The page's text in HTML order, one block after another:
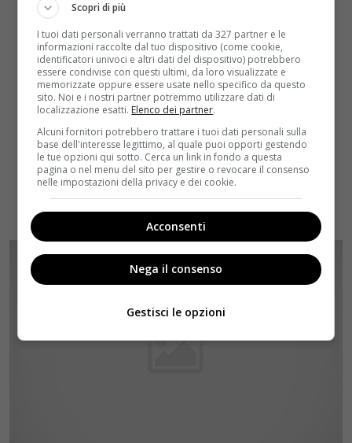
Scopri di più
I tuoi dati personali verranno trattati da 327 partner e le
informazioni raccolte dal tuo dispositivo (come cookie,
identificatori univoci e altri dati del dispositivo) potrebbero
essere condivise con questi ultimi, da loro visualizzate e
memorizzate oppure essere usate nello specifico da questo
sito. Noi e i nostri partner potremmo utilizzare dati di
localizzazione esatti. Elenco dei partner.
Alcuni fornitori potrebbero trattare i tuoi dati personali sulla
base dell'interesse legittimo, al quale puoi opporti gestendo
le tue opzioni qui sotto. Cerca un link in fondo a questa
pagina o nel menu del sito per gestire o revocare il consenso
nelle impostazioni della privacy e dei cookie.
Acconsenti
Nega il consenso
Gestisci le opzioni